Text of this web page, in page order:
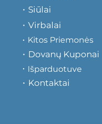
Siūlai
Virbalai
Kitos Priemonės
Dovanų Kuponai
Išparduotuve
Kontaktai